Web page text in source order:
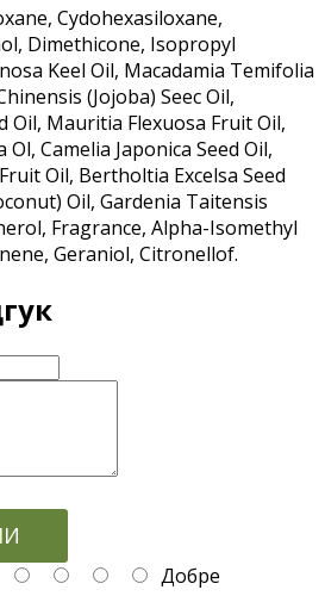
Cydohexasiloxane,
Dimethicone, Isopropyl
Keel Oil, Macadamia Temifolia
(Jojoba) Seec Oil,
Oil, Mauritia Flexuosa Fruit Oil,
Camelia Japonica Seed Oil,
Oil, Bertholtia Excelsa Seed
Oil, Gardenia Taitensis
Fragrance, Alpha-Isomethyl
Geraniol, Citronellof.
Добре